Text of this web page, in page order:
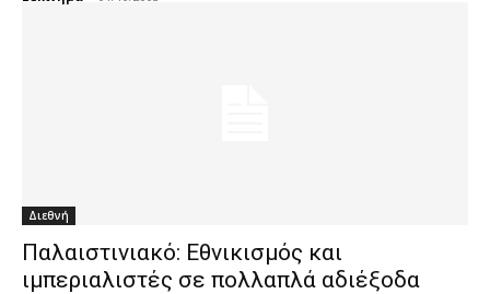
Διεθνή
Παλαιστινιακό: Εθνικισμός και
ιμπεριαλιστές σε πολλαπλά αδιέξοδα